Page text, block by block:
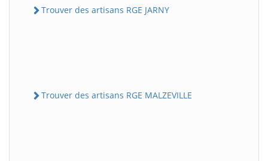
Trouver des artisans RGE JARNY
Trouver des artisans RGE MALZEVILLE